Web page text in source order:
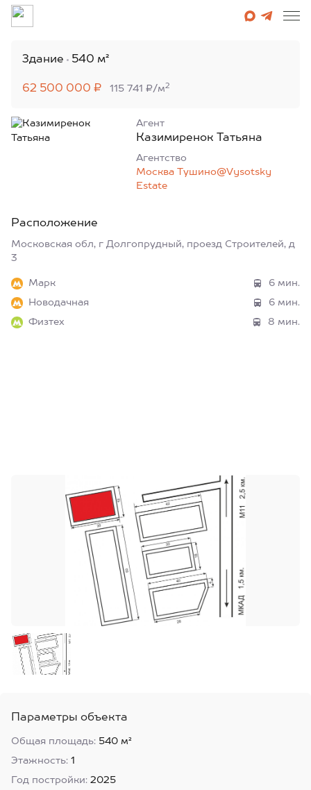
Здание 540 м²
62 500 000 ₽ 115 741 ₽/м 2
Агент
Казимиренок Татьяна
Агентcтво
Москва Тушино@Vysotsky
Estate
Расположение
Московская обл, г Долгопрудный, проезд Строителей, д
3
Марк
6 мин.
Новодачная
6 мин.
Физтех
8 мин.
Параметры объекта
Общая площадь: 540 м²
Этажность: 1
Год постройки: 2025